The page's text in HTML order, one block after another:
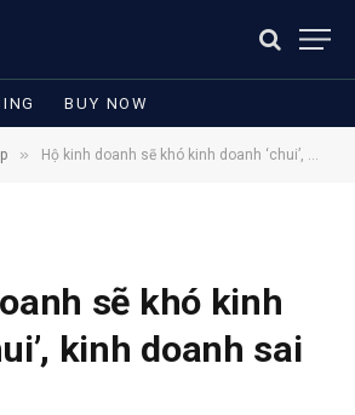
BUY NOW
» Hộ kinh doanh sẽ khó kinh doanh ‘chui’, kinh doanh sai phép
sẽ khó kinh
kinh doanh sai